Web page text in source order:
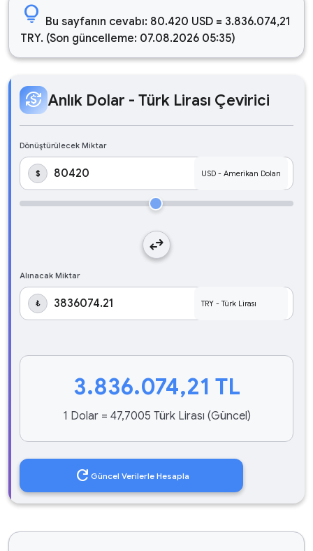
lightbulb Bu sayfanın cevabı: 80.420 USD = 3.836.074,21
TRY. (Son güncelleme: 07.08.2026 05:35)
currency_exchange Anlık Dolar - Türk Lirası Çevirici
Dönüştürülecek Miktar
$
swap_horiz
Alınacak Miktar
₺
3.836.074,21 TL
1 Dolar = 47,7005 Türk Lirası (Güncel)
refresh Güncel Verilerle Hesapla